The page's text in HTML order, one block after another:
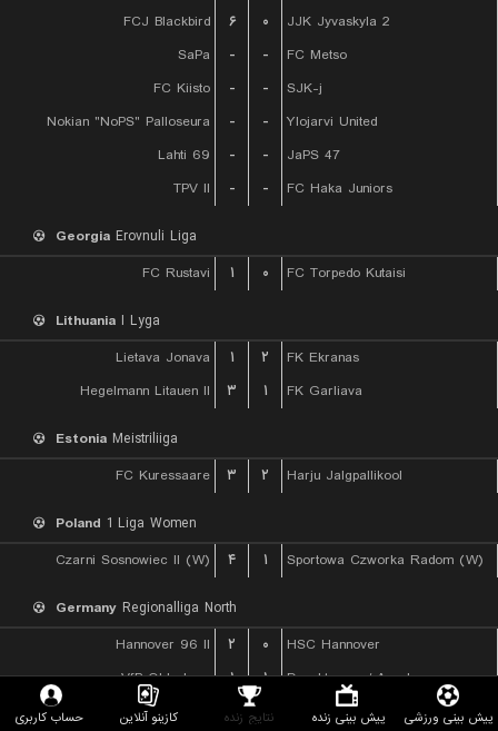
FCJ Blackbird
۶ ۰
JJK Jyvaskyla 2
SaPa
- -
FC Metso
FC Kiisto
- -
SJK-j
Nokian "NoPS" Palloseura
- -
Ylojarvi United
Lahti 69
- -
JaPS 47
TPV II
- - FC Haka Juniors
Georgia Erovnuli Liga
FC Rustavi
۱ ۰ FC Torpedo Kutaisi
Lithuania I Lyga
Lietava Jonava
۱ ۲
FK Ekranas
Hegelmann Litauen II
۳ ۱ FK Garliava
Estonia Meistriliiga
FC Kuressaare
۳ ۲ Harju Jalgpallikool
Poland 1 Liga Women
Czarni Sosnowiec II (W)
۴ ۱ Sportowa Czworka Radom (W)
Germany Regionalliga North
Hannover 96 II
۲ ۰
HSC Hannover
VfB Oldenburg
۱ ۱
Drochtersen / Assel
Kickers Emden
۳ ۰ Hamburger SV II پیش بینی ورزشی پیش بینی زنده نتایج زنده کازینو آنلاین حساب کاربری